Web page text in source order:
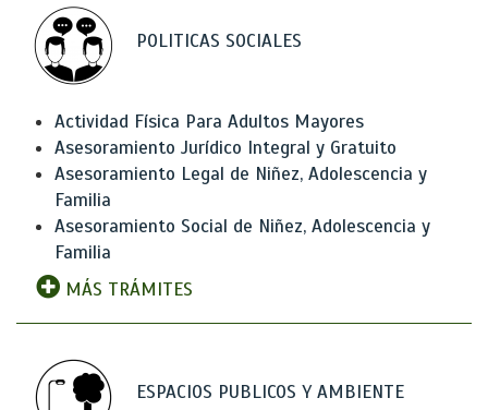
POLITICAS SOCIALES
Actividad Física Para Adultos Mayores
Asesoramiento Jurídico Integral y Gratuito
Asesoramiento Legal de Niñez, Adolescencia y
Familia
Asesoramiento Social de Niñez, Adolescencia y
Familia
MÁS TRÁMITES
ESPACIOS PUBLICOS Y AMBIENTE